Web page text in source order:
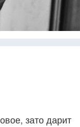
зато дарит